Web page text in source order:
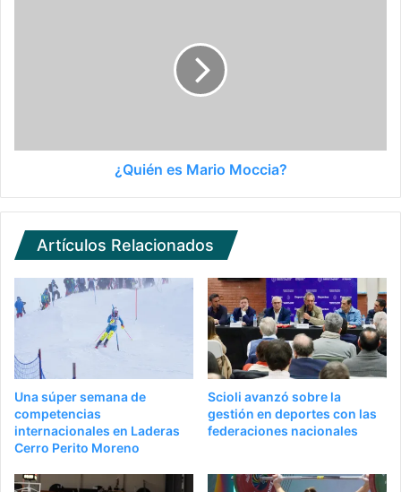
¿Quién es Mario Moccia?
Artículos Relacionados
Una súper semana de
competencias
internacionales en Laderas
Cerro Perito Moreno
Scioli avanzó sobre la
gestión en deportes con las
federaciones nacionales